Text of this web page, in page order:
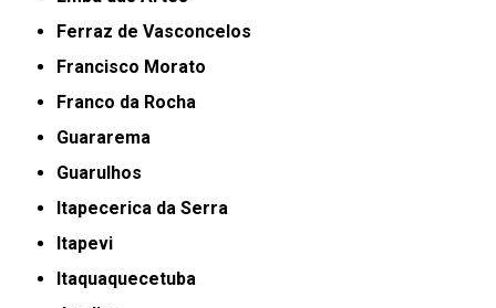
Ferraz de Vasconcelos
Francisco Morato
Franco da Rocha
Guararema
Guarulhos
Itapecerica da Serra
Itapevi
Itaquaquecetuba